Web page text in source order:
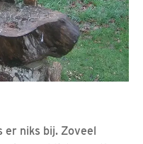
er niks bij. Zoveel